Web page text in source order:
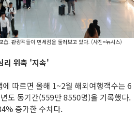
습. 관광객들이 면세점을 둘러보고 있다. (사진=뉴시스)
리 위축 '지속'
따르면 올해 1~2월 해외여행객수는 6
도 동기간(559만 8550명)을 기록했다.
증가한 수치다.